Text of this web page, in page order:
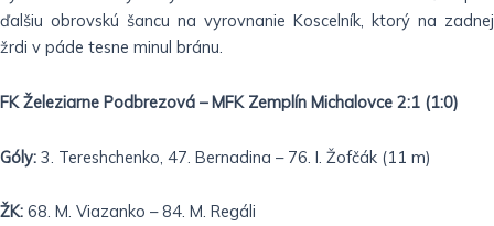
ďalšiu obrovskú šancu na vyrovnanie Koscelník, ktorý na zadnej
žrdi v páde tesne minul bránu.
FK Železiarne Podbrezová – MFK Zemplín Michalovce 2:1 (1:0)
Góly: 3. Tereshchenko, 47. Bernadina – 76. I. Žofčák (11 m)
ŽK: 68. M. Viazanko – 84. M. Regáli